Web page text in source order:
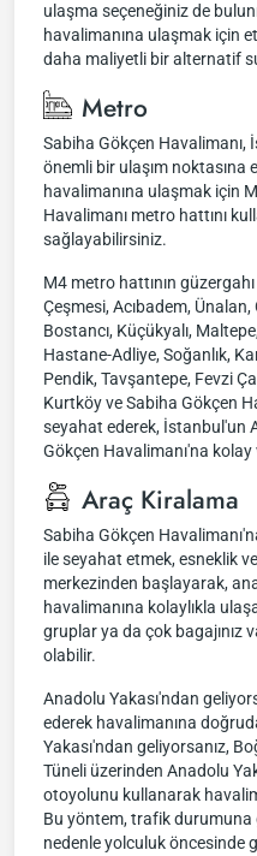
ulaşma seçeneğiniz de
havalimanına ulaşmak için
daha maliyetli bir alternatif
Metro
Sabiha Gökçen Havalimanı,
önemli bir ulaşım noktasına
havalimanına ulaşmak için
Havalimanı metro hattını
sağlayabilirsiniz.
M4 metro hattının
Çeşmesi, Acıbadem,
Bostancı, Küçükyalı,
Hastane-Adliye, Soğanlık,
Pendik, Tavşantepe, Fevzi
Kurtköy ve Sabiha Gökçen
seyahat ederek, İstanbul'un
Gökçen Havalimanı'na kolay
Araç Kiralama
Sabiha Gökçen
ile seyahat etmek, esneklik
merkezinden başlayarak,
havalimanına kolaylıkla
gruplar ya da çok bagajınız
olabilir.
Anadolu Yakası'ndan
ederek havalimanına
Yakası'ndan geliyorsanız,
Tüneli üzerinden Anadolu
otoyolunu kullanarak
Bu yöntem, trafik durumuna
nedenle yolculuk öncesinde